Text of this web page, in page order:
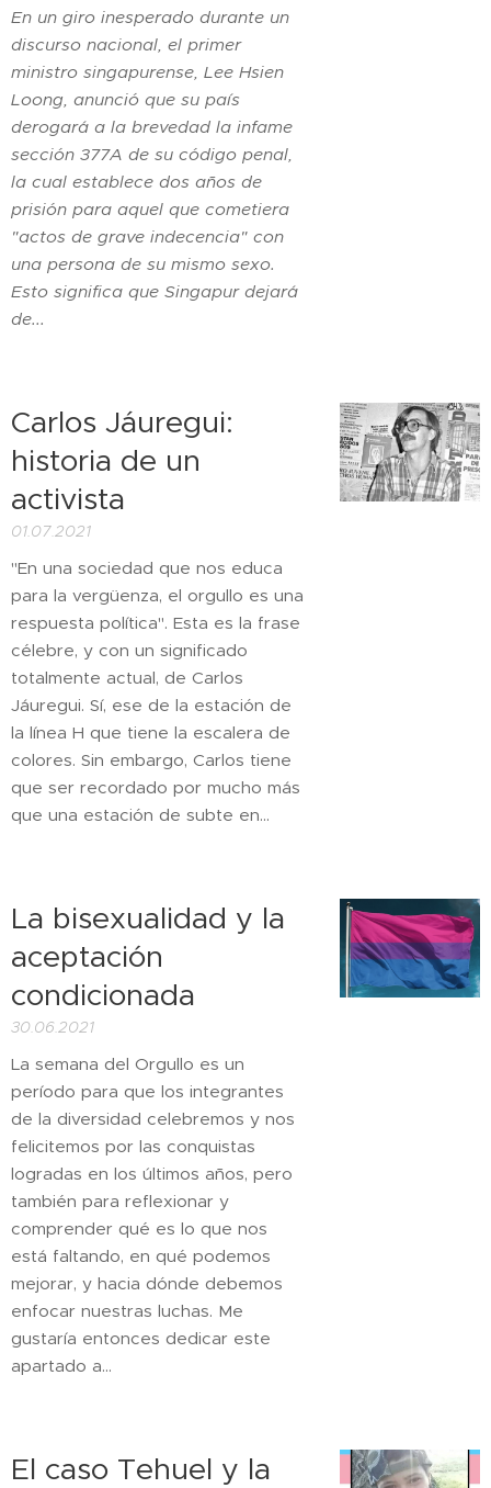
En un giro inesperado durante un
discurso nacional, el primer
ministro singapurense, Lee Hsien
Loong, anunció que su país
derogará a la brevedad la infame
sección 377A de su código penal,
la cual establece dos años de
prisión para aquel que cometiera
"actos de grave indecencia" con
una persona de su mismo sexo.
Esto significa que Singapur dejará
de...
Carlos Jáuregui:
historia de un
activista
01.07.2021
"En una sociedad que nos educa
para la vergüenza, el orgullo es una
respuesta política". Esta es la frase
célebre, y con un significado
totalmente actual, de Carlos
Jáuregui. Sí, ese de la estación de
la línea H que tiene la escalera de
colores. Sin embargo, Carlos tiene
que ser recordado por mucho más
que una estación de subte en...
La bisexualidad y la
aceptación
condicionada
30.06.2021
La semana del Orgullo es un
período para que los integrantes
de la diversidad celebremos y nos
felicitemos por las conquistas
logradas en los últimos años, pero
también para reflexionar y
comprender qué es lo que nos
está faltando, en qué podemos
mejorar, y hacia dónde debemos
enfocar nuestras luchas. Me
gustaría entonces dedicar este
apartado a...
El caso Tehuel y la